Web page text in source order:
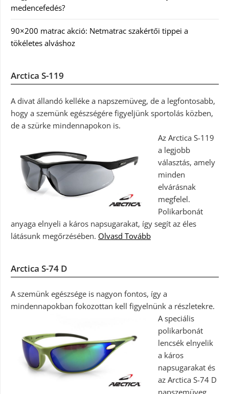
medencefedés?
90×200 matrac akció: Netmatrac szakértői tippei a
tökéletes alváshoz
Arctica S-119
A divat állandó kelléke a napszemüveg, de a legfontosabb,
hogy a szemünk egészségére figyeljünk sportolás közben,
de a szürke mindennapokon is.
Az Arctica S-119
a legjobb
választás, amely
minden
elvárásnak
megfelel.
Polikarbonát
anyaga elnyeli a káros napsugarakat, így segít az éles
látásunk megőrzésében. Olvasd Tovább
Arctica S-74 D
A szemünk egészsége is nagyon fontos, így a
mindennapokban fokozottan kell figyelnünk a részletekre.
A speciális
polikarbonát
lencsék elnyelik
a káros
napsugarakat és
az Arctica S-74 D
napszemüveg